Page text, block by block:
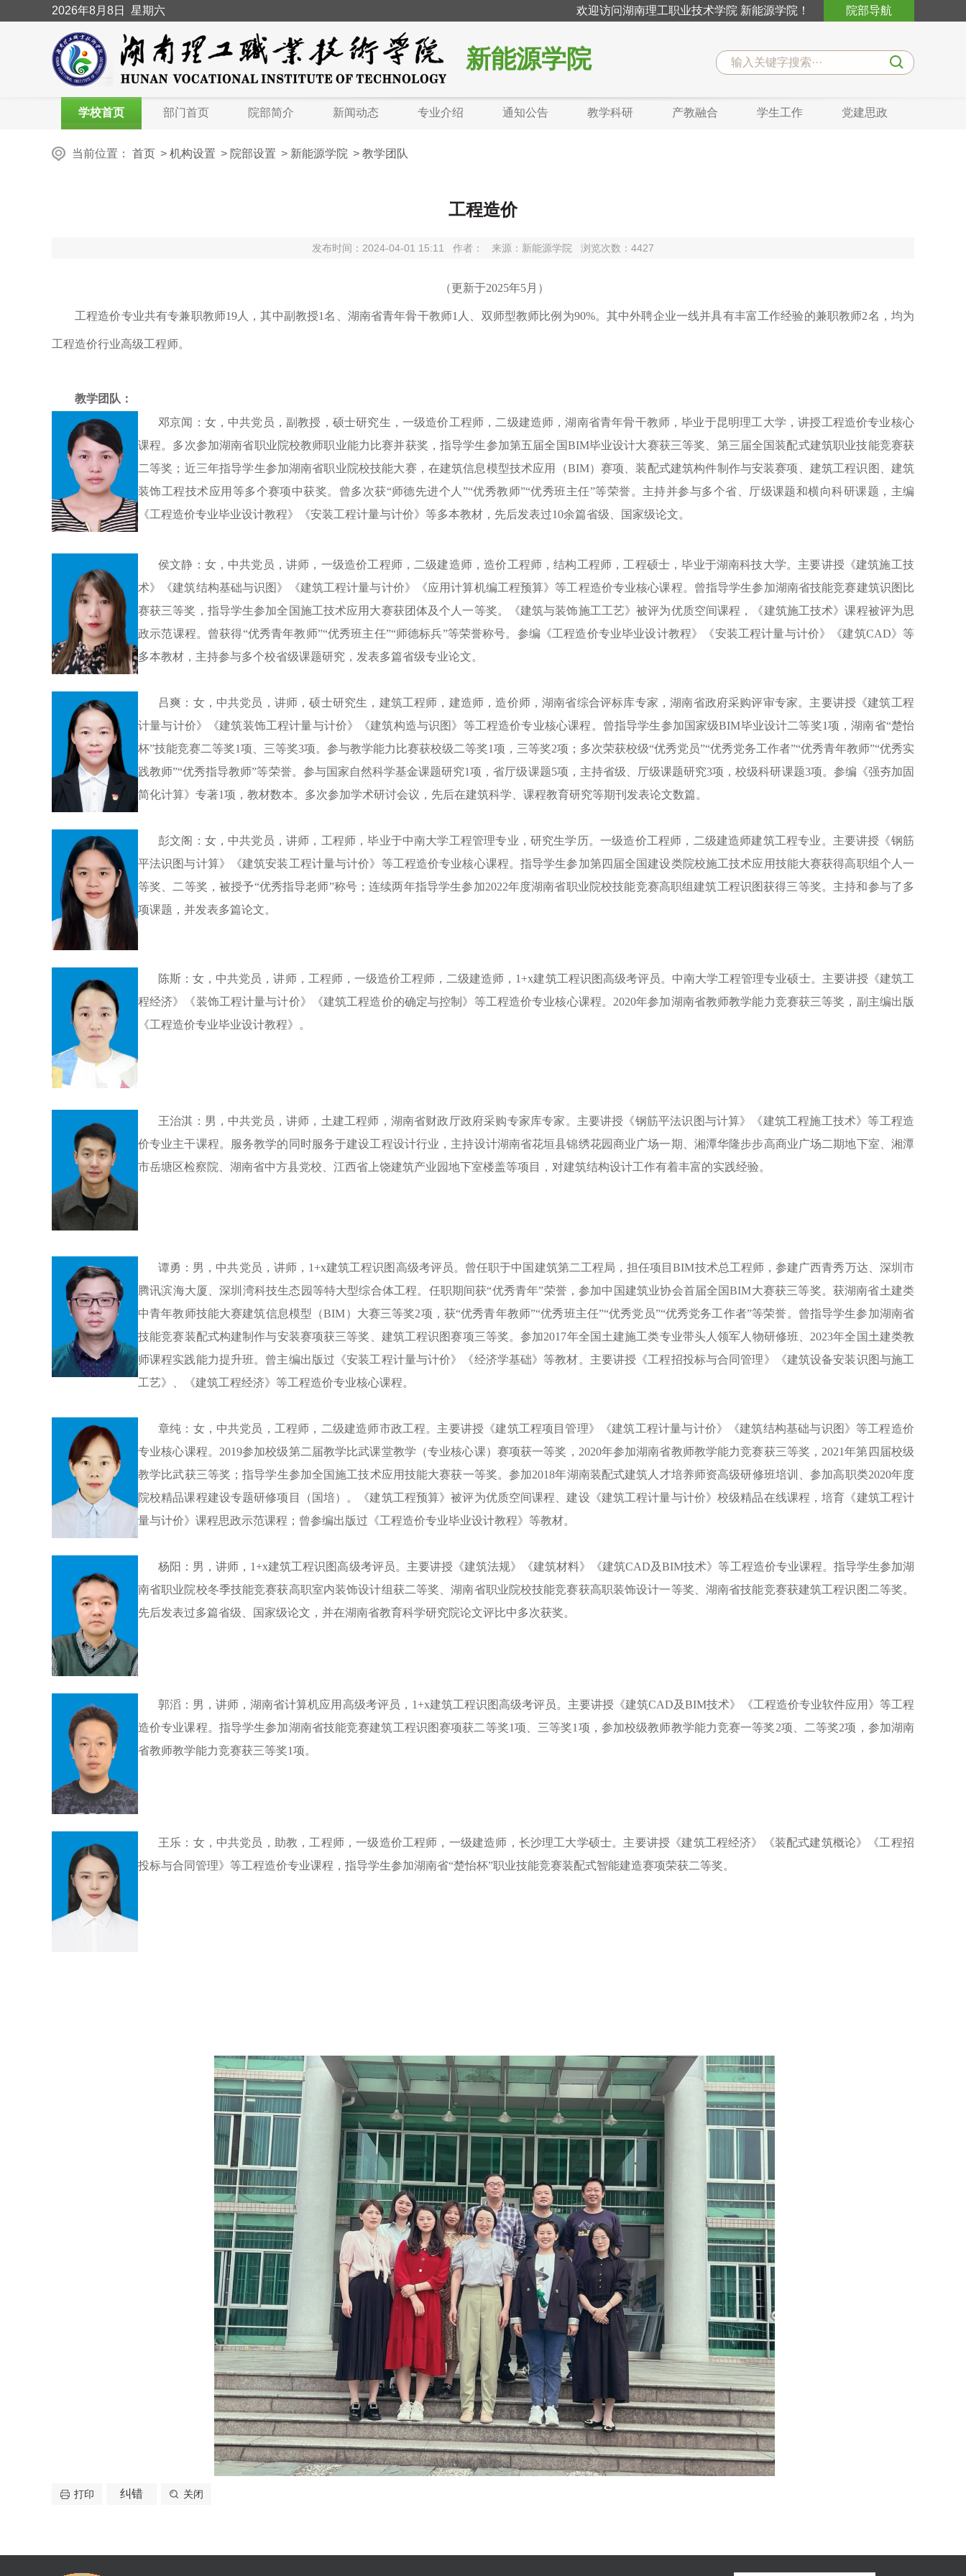
2026年8月8日 星期六 欢迎访问湖南理工职业技术学院 新能源学院！ 院部导航
新能源学院
学校首页 部门首页 院部简介 新闻动态 专业介绍 通知公告 教学科研 产教融合 学生工作 党建思政
当前位置： 首页 > 机构设置 > 院部设置 > 新能源学院 > 教学团队
工程造价
发布时间：2024-04-01 15:11 作者： 来源：新能源学院 浏览次数： 4427
（更新于2025年5月）
工程造价专业共有专兼职教师19人，其中副教授1名、湖南省青年骨干教师1人、双师型教师比例为90%。其中外聘企业一线并具有丰富工作经验的兼职教师2名，均为
工程造价行业高级工程师。
教学团队：
邓京闻：女，中共党员，副教授，硕士研究生，一级造价工程师，二级建造师，湖南省青年骨干教师，毕业于昆明理工大学，讲授工程造价专业核心
课程。多次参加湖南省职业院校教师职业能力比赛并获奖，指导学生参加第五届全国BIM毕业设计大赛获三等奖、第三届全国装配式建筑职业技能竞赛获
二等奖；近三年指导学生参加湖南省职业院校技能大赛，在建筑信息模型技术应用（BIM）赛项、装配式建筑构件制作与安装赛项、建筑工程识图、建筑
装饰工程技术应用等多个赛项中获奖。曾多次获“师德先进个人”“优秀教师”“优秀班主任”等荣誉。主持并参与多个省、厅级课题和横向科研课题，主编
《工程造价专业毕业设计教程》《安装工程计量与计价》等多本教材，先后发表过10余篇省级、国家级论文。
侯文静：女， 中共党员，讲师，一级造价工程师，二级建造师，造价工程师，结构工程师，工程硕士，毕业于湖南科技大学。主要讲授《建筑施工技
术》《建筑结构基础与识图》《建筑工程计量与计价》《应用计算机编工程预算》等工程造价专业核心课程。曾指导学生参加湖南省技能竞赛建筑识图比
赛获三等奖，指导学生参加全国施工技术应用大赛获团体及个人一等奖。《建筑与装饰施工工艺》被评为优质空间课程，《建筑施工技术》课程被评为思
政示范课程。曾获得“优秀青年教师”“优秀班主任”“师德标兵”等荣誉称号。参编《工程造价专业毕业设计教程》《安装工程计量与计价》《建筑CAD》等
多本教材，主持参与多个校省级课题研究，发表多篇省级专业论文。
吕爽：女， 中共党员，讲师，硕士研究生，建筑工程师，建造师，造价师，湖南省综合评标库专家，湖南省政府采购评审专家。主要讲授《建筑工程
计量与计价》《建筑装饰工程计量与计价》《建筑构造与识图》等工程造价专业核心课程。曾指导学生参加国家级BIM毕业设计二等奖1项，湖南省“楚怡
杯”技能竞赛二等奖1项、三等奖3项。参与教学能力比赛获校级二等奖1项，三等奖2项；多次荣获校级“优秀党员”“优秀党务工作者”“优秀青年教师”“优秀实
践教师”“优秀指导教师”等荣誉。参与国家自然科学基金课题研究1项，省厅级课题5项，主持省级、厅级课题研究3项 ，校级科研课题3项。参编《强夯加固
简化计算》专著1项，教材数本。多次参加学术研讨会议，先后在建筑科学、课程教育研究等期刊发表论文数篇。
彭文阁：女， 中共党员，讲师，工程师，毕业于中南大学工程管理专业，研究生学历。一级造价工程师，二级建造师建筑工程专业。主要讲授《钢筋
平法识图与计算》《建筑安装工程计量与计价》等工程造价专业核心课程。 指导学生参加第四届全国建设类院校施工技术应用技能大赛获得高职组个人一
等奖、二等奖，被授予“优秀指导老师”称号；连续两年指导学生参加2022年度湖南省职业院校技能竞赛高职组建筑工程识图获得三等奖。主持和参与了多
项课题，并发表多篇论文。
陈斯：女， 中共党员，讲师，工程师，一级造价工程师，二级建造师， 1+x建筑工程识图高级考评员。中南大学工程管理专业硕士。主要讲授《建筑工
程经济》《装饰工程计量与计价》《建筑工程造价的确定与控制》等工程造价专业核心课程。2020年参加湖南省教师教学能力竞赛获三等奖，副主编出版
《工程造价专业毕业设计教程》。
王治淇：男 ， 中共党员，讲师 ， 土建工程师 ， 湖南省财政厅政府采购专家库专家。主要讲授《钢筋平法识图与计算》《建筑工程施工技术》等工程造
价专业主干课程。服务教学的同时服务于建设工程设计行业，主持设计湖南省花垣县锦绣花园商业广场一期、湘潭华隆步步高商业广场二期地下室、湘潭
市岳塘区检察院、湖南省中方县党校、江西省上饶建筑产业园地下室楼盖等项目
， 对建筑结构设计工作有着丰富的实践经验。
谭勇：男， 中共党员， 讲师， 1+x建筑工程识图高级考评员 。 曾任职于中国建筑第二工程局，担任项目BIM技术总工程师，参建广西青秀万达
深圳市
腾讯滨海大厦
、深圳湾科技生态园等特大型综合体工程。任职期间获“优秀青年”荣誉，参加中国建筑业协会首届全国BIM大赛获三等奖。获湖南省土建类
中青年教师技能大赛建筑信息模型（BIM）大赛三等奖2项，获“优秀青年教师”“优秀班主任”“优秀党员”“优秀党务工作者”等荣誉。曾指导学生参加湖南省
技能竞赛装配式构建制作与安装赛项获三等奖、建筑工程识图赛项三等奖。参加2017年全国土建施工类专业带头人领军人物研修班、2023年全国土建类教
师课程实践能力提升班。曾主编出版过《安装工程计量与计价》《经济学基础》等教材。主要讲授《工程招投标与合同管理》《建筑设备安装识图与施工
工艺》、《建筑工程经济》等工程造价专业核心课程。
章纯：女， 中共党员，工程师，二级建造师市政工程。主要讲授《建筑工程项目管理》《建筑工程计量与计价》《建筑结构基础与识图》等工程造价
专业核心课程。 2019参加校级第二届教学比武课堂教学（专业核心课）赛项获一等奖，2020年参加湖南省教师教学能力竞赛获三等奖，2021年第四届校级
教学比武获三等奖；指导学生参加全国施工技术应用技能大赛获一等奖。参加2018年湖南装配式建筑人才培养师资高级研修班培训、参加高职类2020年度
院校精品课程建设专题研修项目（国培）。《建筑工程预算》被评为优质空间课程、建设《建筑工程计量与计价》校级精品在线课程，培育《建筑工程计
量与计价》课程思政示范课程；曾参编出版过《工程造价专业毕业设计教程》等教材。
杨阳：男，讲师， 1+x建筑工程识图高级考评员。主要讲授《建筑法规》《建筑材料》《建筑CAD及BIM技术》等工程造价专业课程。指导学生参加湖
南省职业院校冬季技能竞赛获高职室内装饰设计组获二等奖、湖南省职业院校技能竞赛获高职装饰设计一等奖、湖南省技能竞赛获建筑工程识图二等奖。
先后发表过多篇省级、国家级论文，并在湖南省教育科学研究院论文评比中多次获奖。
郭滔：男，讲师，湖南省计算机应用高级考评员， 1+x建筑工程识图高级考评员。主要讲授《建筑CAD及BIM技术》《工程造价专业软件应用》等工程
造价专业课程。指导学生参加湖南省技能竞赛建筑工程识图赛项获二等奖1项、三等奖1 项，参加校级教师教学能力竞赛一等奖2项、二等奖2项，参加湖南
省教师教学能力竞赛获三等奖1项。
王乐：女， 中共党员，助教，工程师，一级造价工程师，一级建造师，长沙理工大学硕士。主要讲授《建筑工程经济》《装配式建筑概论》《工程招
投标与合同管理》等工程造价专业课程，指导学生参加湖南省“楚怡杯”职业技能竞赛装配式智能建造赛项荣获二等奖。
打印 纠错 关闭